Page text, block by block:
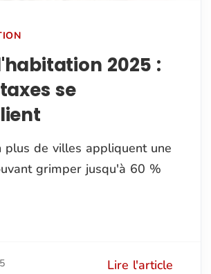
2025 :
se
plus de villes appliquent une
grimper jusqu'à 60 %
Lire l'article